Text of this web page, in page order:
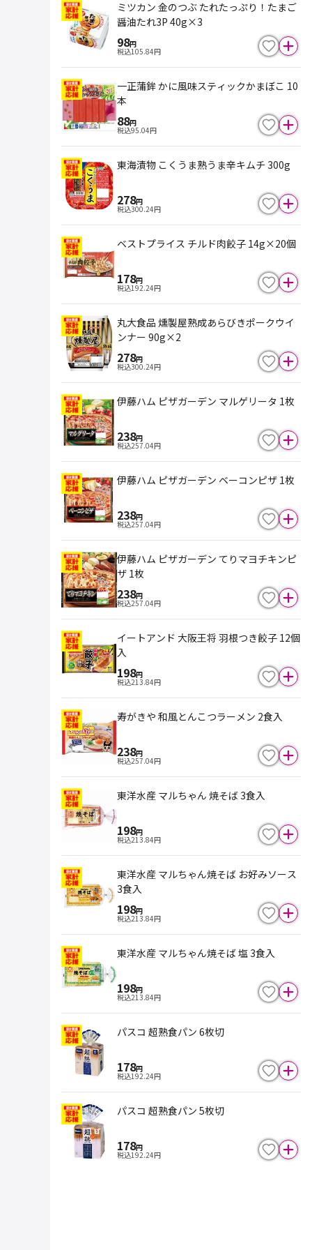
ミツカン 金のつぶ たれたっぷり！たまご
醤油たれ3P 40g×3
98円
税込105.84円
一正蒲鉾 かに風味スティックかまぼこ 10
本
88円
税込95.04円
東海漬物 こくうま熟うま辛キムチ 300g
278円
税込300.24円
ベストプライス チルド肉餃子 14g×20個
178円
税込192.24円
丸大食品 燻製屋熟成あらびきポークウイ
ンナー 90g×2
278円
税込300.24円
伊藤ハム ピザガーデン マルゲリータ 1枚
238円
税込257.04円
伊藤ハム ピザガーデン ベーコンピザ 1枚
238円
税込257.04円
伊藤ハム ピザガーデン てりマヨチキンピ
ザ 1枚
238円
税込257.04円
イートアンド 大阪王将 羽根つき餃子 12個
入
198円
税込213.84円
寿がきや 和風とんこつラーメン 2食入
238円
税込257.04円
東洋水産 マルちゃん 焼そば 3食入
198円
税込213.84円
東洋水産 マルちゃん焼そば お好みソース
3食入
198円
税込213.84円
東洋水産 マルちゃん焼そば 塩 3食入
198円
税込213.84円
パスコ 超熟食パン 6枚切
178円
税込192.24円
パスコ 超熟食パン 5枚切
178円
税込192.24円